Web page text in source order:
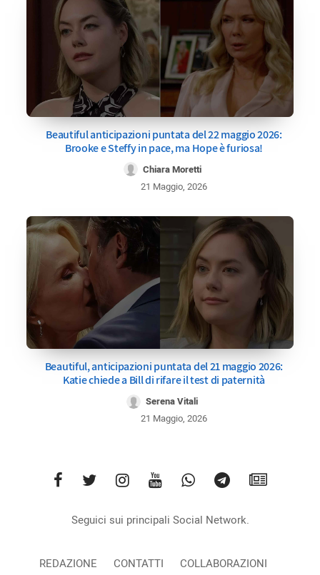
Beautiful anticipazioni puntata del 22 maggio 2026:
Brooke e Steffy in pace, ma Hope è furiosa!
Chiara Moretti
21 Maggio, 2026
Beautiful, anticipazioni puntata del 21 maggio 2026:
Katie chiede a Bill di rifare il test di paternità
Serena Vitali
21 Maggio, 2026
Seguici sui principali Social Network.
REDAZIONE CONTATTI COLLABORAZIONI